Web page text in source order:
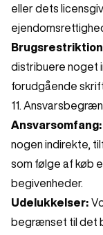
eller dets
distribuere noget
forudgående
11.
Ansvarsomfang:
nogen indirekte,
som følge af køb
begivenheder.
Udelukkelser:
begrænset til det